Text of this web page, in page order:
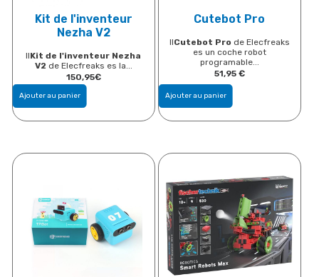
Kit de l'inventeur
Nezha V2
IlKit de l'inventeur Nezha
V2 de Elecfreaks es la...
150,95€
Ajouter au panier
Cutebot Pro
IlCutebot Pro de Elecfreaks
es un coche robot
programable...
51,95 €
Ajouter au panier